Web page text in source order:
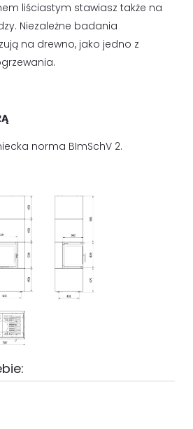
liściastym stawiasz także na
Niezależne badania
na drewno, jako jedno z
norma BImSchV 2.